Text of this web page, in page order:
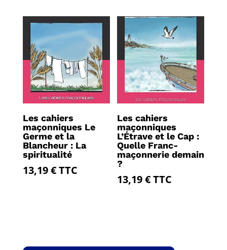
Les cahiers
maçonniques Le
Germe et la
Blancheur : La
spiritualité
13,19€TTC
Les cahiers
maçonniques
L’Étrave et le Cap :
Quelle Franc-
maçonnerie demain
?
13,19€TTC